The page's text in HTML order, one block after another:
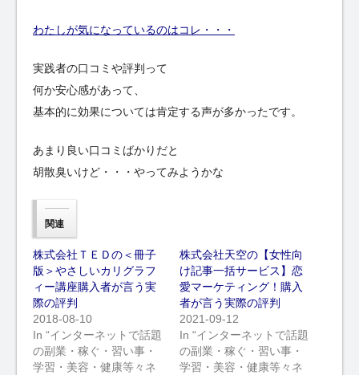
わたしが気になっているのはコレ・・・
実践者の口コミや評判って
何か安心感があって、
基本的に効果については肯定する声が多かったです。
あまり良い口コミばかりだと
胡散臭いけど・・・やってみようかな
関連
株式会社ＴＥＤの＜冊子
版＞やさしいカリグラフ
ィー講座購入者が言う実
際の評判
2018-08-10
In “インターネットで話題
の副業・稼ぐ・習い事・
学習・美容・健康等々ネ
株式会社天空の【女性向
け記事一括サービス】恋
愛マーケティング！購入
者が言う実際の評判
2021-09-12
In “インターネットで話題
の副業・稼ぐ・習い事・
学習・美容・健康等々ネ